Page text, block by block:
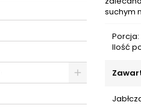
suchym
Porcja:
Ilość